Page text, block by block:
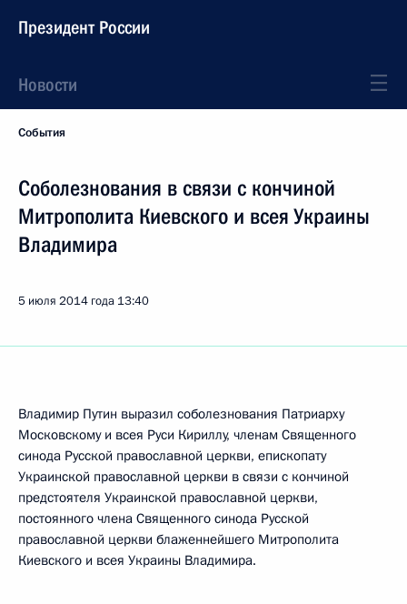
Президент России
Новости
События
Соболезнования в связи с кончиной
Митрополита Киевского и всея Украины
Владимира
5 июля 2014 года 13:40
Владимир Путин выразил соболезнования Патриарху
Московскому и всея Руси Кириллу, членам Священного
синода Русской православной церкви, епископату
Украинской православной церкви в связи с кончиной
предстоятеля Украинской православной церкви,
постоянного члена Священного синода Русской
православной церкви блаженнейшего Митрополита
Киевского и всея Украины Владимира.